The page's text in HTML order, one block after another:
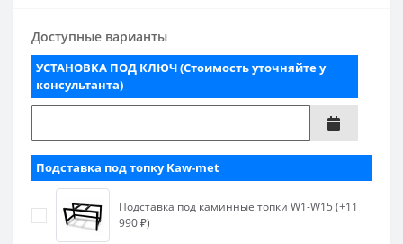
Доступные варианты
УСТАНОВКА ПОД КЛЮЧ (Стоимость уточняйте у
консультанта)
Подставка под топку Kaw-met
Подставка под каминные топки W1-W15 (+11
990 ₽)